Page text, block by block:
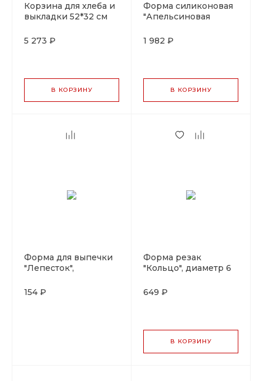
Корзина для хлеба и
выкладки 52*32 см
Roll-top крышкой
5 273 ₽
В КОРЗИНУ
Форма силиконовая
"Апельсиновая
Италия
1 982 ₽
В КОРЗИНУ
Форма для выпечки
"Лепесток",
тефлоновым
154 ₽
Форма резак
"Кольцо", диаметр 6
Испания
649 ₽
В КОРЗИНУ